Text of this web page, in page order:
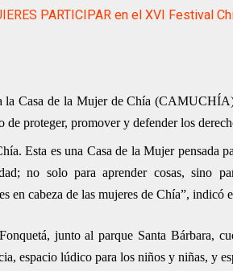
PARTICIPAR en el XVI Festival
la Casa de la Mujer de Chía
proteger, promover y defender los
Esta es una Casa de la Mujer pensada
no solo para aprender cosas, sino
en cabeza de las mujeres de Chía”,
junto al parque Santa Bárbara,
espacio lúdico para los niños y niñas, y